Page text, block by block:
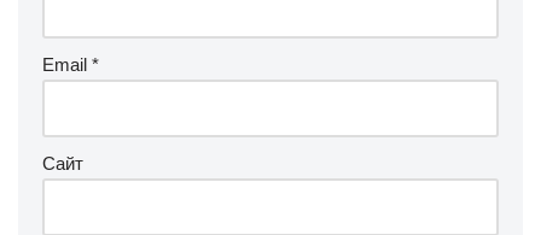
Email *
Сайт